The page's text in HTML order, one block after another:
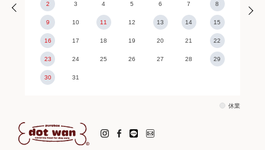
2 3 4 5 6 7 8
9 10 11 12 13 14 15
16 17 18 19 20 21 22
23 24 25 26 27 28 29
30 31
休業